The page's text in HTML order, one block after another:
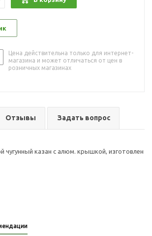
Цена действительна только для интернет-
магазина и может отличаться от цен в
розничных магазинах
Отзывы Задать вопрос
чугунный казан с алюм. крышкой, изготовлен